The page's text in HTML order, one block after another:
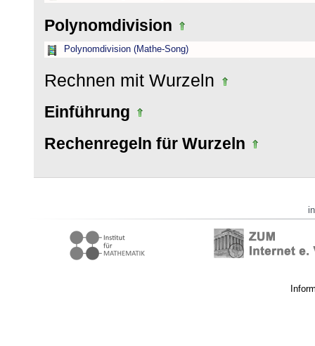
Polynomdivision
Polynomdivision (Mathe-Song)
Rechnen mit Wurzeln
Einführung
Rechenregeln für Wurzeln